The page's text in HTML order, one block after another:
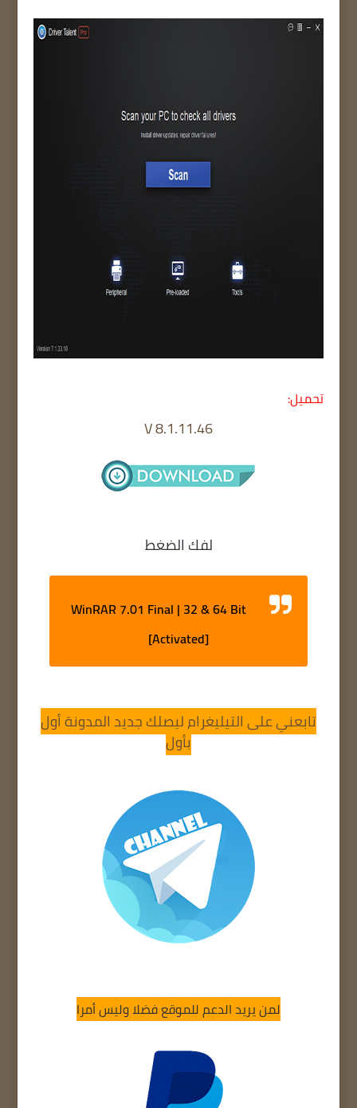
تحميل:
V 8.1.11.46
لفك الضغط
WinRAR 7.01 Final | 32 & 64 Bit
[Activated]
تابعني على التيليغرام ليصلك جديد المدونة أول
بأول
لمن يريد الدعم للموقع فضلا وليس أمرا